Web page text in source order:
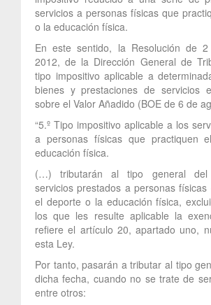
servicios a personas físicas que
o la educación física.
En este sentido, la Resolución de
2012, de la Dirección General de
tipo impositivo aplicable a
bienes y prestaciones de servicios
sobre el Valor Añadido (BOE de 6 de
“5.º Tipo impositivo aplicable a los
a personas físicas que practiquen
educación física.
(…) tributarán al tipo general del
servicios prestados a personas físicas
el deporte o la educación física,
los que les resulte aplicable la
refiere el artículo 20, apartado uno,
esta Ley.
Por tanto, pasarán a tributar al tipo
dicha fecha, cuando no se trate de
entre otros: